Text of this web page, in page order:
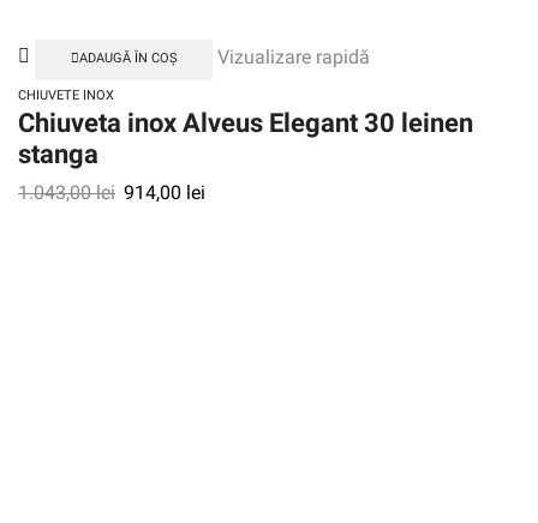
ADAUGĂ ÎN COȘ Vizualizare rapidă
CHIUVETE INOX
Chiuveta inox Alveus Elegant 30 leinen
stanga
1.043,00lei 914,00 lei